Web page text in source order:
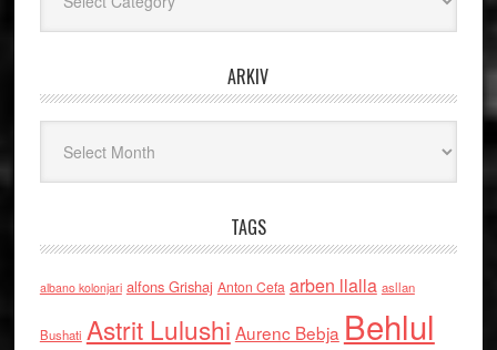
ARKIV
TAGS
albano kolonjari alfons Grishaj Anton Cefa arben llalla asllan
Bushati Astrit Lulushi Aurenc Bebja Behlul